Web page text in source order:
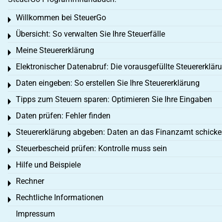
Willkommen bei SteuerGo
Toggle menu
Übersicht: So verwalten Sie Ihre Steuerfälle
Toggle menu
Meine Steuererklärung
Toggle menu
Elektronischer Datenabruf: Die vorausgefüllte
Toggle menu
Daten eingeben: So erstellen Sie Ihre Steuererklärung
Toggle menu
Tipps zum Steuern sparen: Optimieren Sie Ihre Eingaben
Toggle menu
Daten prüfen: Fehler finden
Toggle menu
Steuererklärung abgeben: Daten an das Finanzamt
Toggle menu
Steuerbescheid prüfen: Kontrolle muss sein
Toggle menu
Hilfe und Beispiele
Toggle menu
Rechner
Toggle menu
Rechtliche Informationen
Toggle menu
Impressum